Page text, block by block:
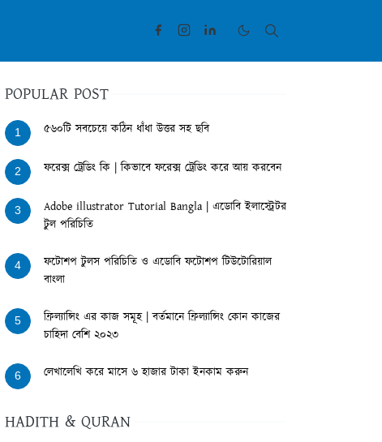
POPULAR POST
1 ৫৬০টি সবচেয়ে কঠিন ধাঁধা উত্তর সহ ছবি
2 ফরেক্স ট্রেডিং কি | কিভাবে ফরেক্স ট্রেডিং করে আয় করবেন
3
Adobe illustrator Tutorial Bangla | এডোবি ইলাস্ট্রেটর
টুল পরিচিতি
4
ফটোশপ টুলস পরিচিতি ও এডোবি ফটোশপ টিউটোরিয়াল
বাংলা
5
ফ্রিল্যান্সিং এর কাজ সমূহ | বর্তমানে ফ্রিল্যান্সিং কোন কাজের
চাহিদা বেশি ২০২৩
6 লেখালেখি করে মাসে ৬ হাজার টাকা ইনকাম করুন
HADITH & QURAN